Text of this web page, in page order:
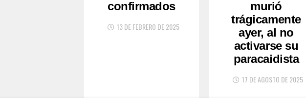
confirmados
13 DE FEBRERO DE 2025
murió
trágicamente
ayer, al no
activarse su
paracaidista
17 DE AGOSTO DE 2025